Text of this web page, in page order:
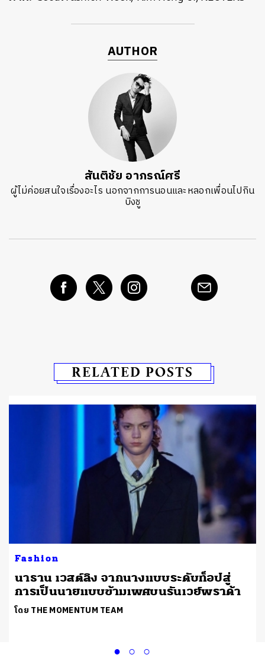
AUTHOR
สันติชัย อาภรณ์ศรี
ผู้ไม่ค่อยสนใจเรื่องอะไร นอกจากการนอนและหลอกเพื่อนไปกิน
บิงชู
RELATED POSTS
Fashion
นาธาน เวสต์ลิง จากนางแบบระดับท็อปสู่
การเป็นนายแบบข้ามเพศบนรันเวย์พราด้า
โดย THE MOMENTUM TEAM